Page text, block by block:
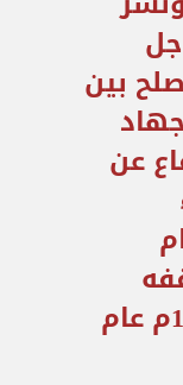
بين
عن
الخاصة انه في سنة 1945م عام